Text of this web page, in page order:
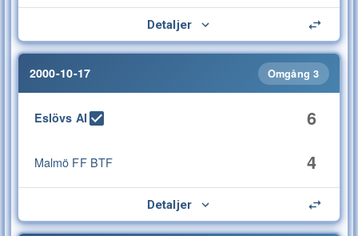
Detaljer
2000-10-17 Omgång 3
Eslövs AI 6
Malmö FF BTF 4
Detaljer